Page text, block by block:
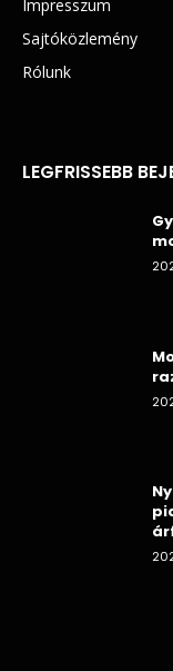
Impresszum
Sajtóközlemény
Rólunk
LEGFRISSEBB